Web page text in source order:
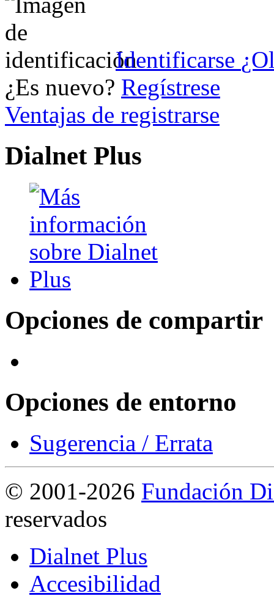
Identificarse
¿Es nuevo? Regístrese
Ventajas de registrarse
Dialnet Plus
Opciones de compartir
Opciones de entorno
Sugerencia / Errata
© 2001-2026 Fundación
reservados
Dialnet Plus
Accesibilidad